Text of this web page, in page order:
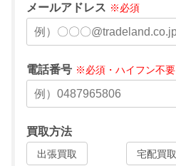
メールアドレス ※必須
電話番号 ※必須・ハイフン不要
買取方法
出張買取 宅配買取